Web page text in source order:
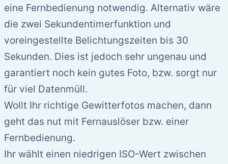
eine Fernbedienung notwendig. Alternativ wäre
die zwei Sekundentimerfunktion und
voreingestellte Belichtungszeiten bis 30
Sekunden. Dies ist jedoch sehr ungenau und
garantiert noch kein gutes Foto, bzw. sorgt nur
für viel Datenmüll.
Wollt Ihr richtige Gewitterfotos machen, dann
geht das nut mit Fernauslöser bzw. einer
Fernbedienung.
Ihr wählt einen niedrigen ISO-Wert zwischen